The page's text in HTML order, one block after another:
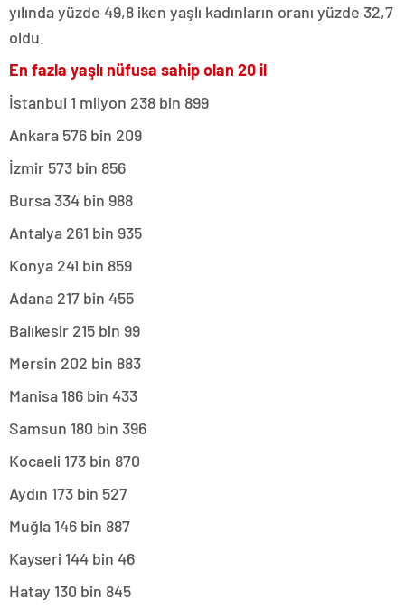
yılında yüzde 49,8 iken yaşlı kadınların oranı yüzde 32,7
oldu.
En fazla yaşlı nüfusa sahip olan 20 il
İstanbul 1 milyon 238 bin 899
Ankara 576 bin 209
İzmir 573 bin 856
Bursa 334 bin 988
Antalya 261 bin 935
Konya 241 bin 859
Adana 217 bin 455
Balıkesir 215 bin 99
Mersin 202 bin 883
Manisa 186 bin 433
Samsun 180 bin 396
Kocaeli 173 bin 870
Aydın 173 bin 527
Muğla 146 bin 887
Kayseri 144 bin 46
Hatay 130 bin 845